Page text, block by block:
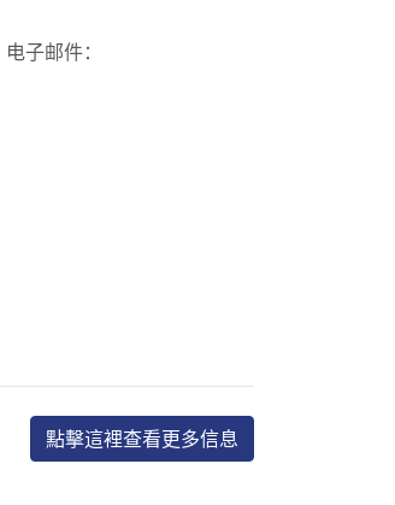
子邮件：
點擊這裡查看更多信息